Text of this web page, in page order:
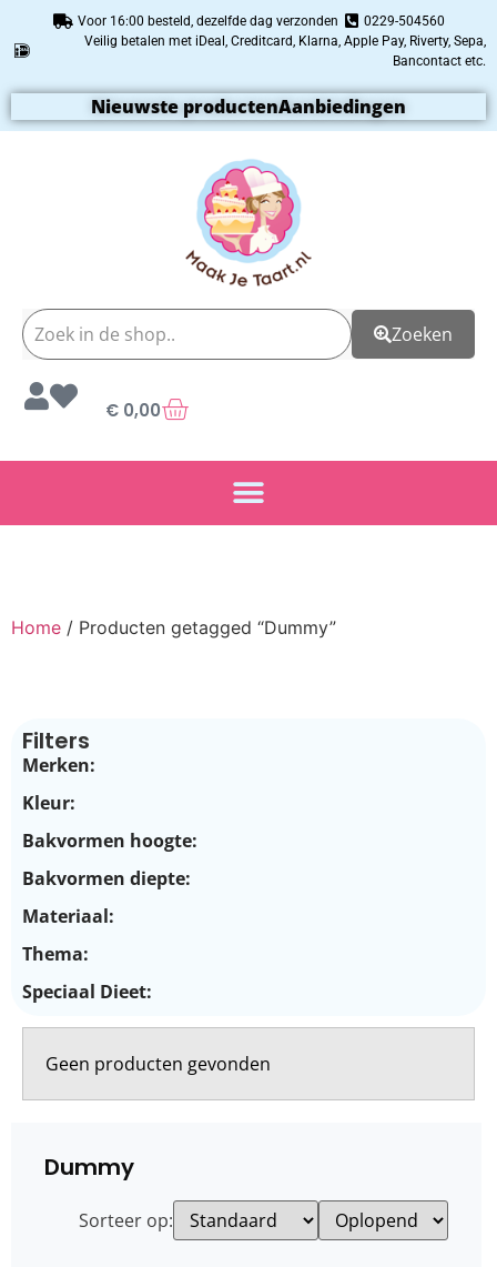
Voor 16:00 besteld, dezelfde dag verzonden
0229-504560
Veilig betalen met iDeal, Creditcard, Klarna, Apple Pay, Riverty, Sepa,
Bancontact etc.
Nieuwste productenAanbiedingen
Zoeken
€ 0,00
Home / Producten getagged “Dummy”
Filters
Merken:
Kleur:
Bakvormen hoogte:
Bakvormen diepte:
Materiaal:
Thema:
Speciaal Dieet:
Geen producten gevonden
Dummy
Sorteer op: